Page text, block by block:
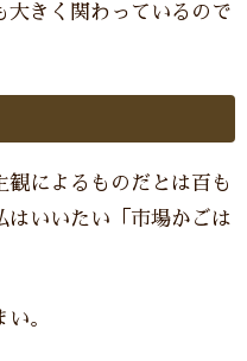
大きく関わっているので
観によるものだとは百も
はいいたい「市場かごは
。